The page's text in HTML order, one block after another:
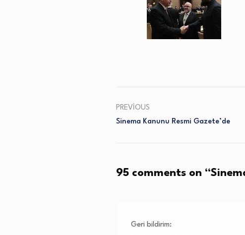
PREVIOUS
Sinema Kanunu Resmi Gazete’de
95 comments on “
Geri bildirim: